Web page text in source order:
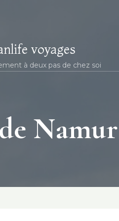
voyages
à deux pas de chez soi
Namur